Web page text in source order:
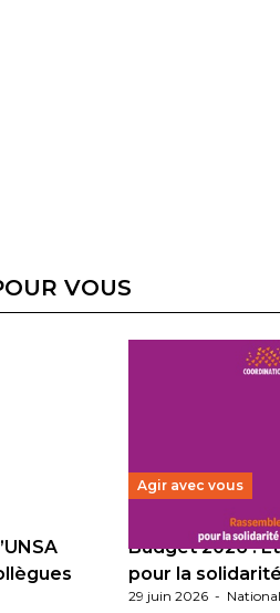
VOUS
Agir avec vous
Budget 2026 :
pour la
29 juin 2026 - National